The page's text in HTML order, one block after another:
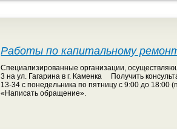
Работы по капитальному
Специализированные организации,
3 на ул. Гагарина в г. Каменка Получить
13-34 с понедельника по пятницу с 9:00 до
«Написать обращение».